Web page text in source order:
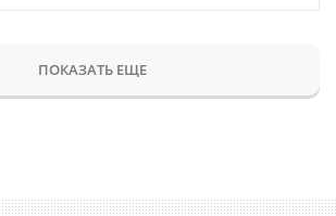
ПОКАЗАТЬ ЕЩЕ